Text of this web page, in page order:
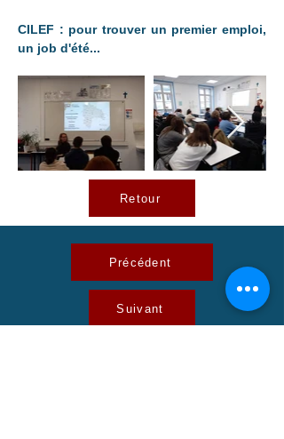
CILEF : pour trouver un premier emploi,
un job d'été...
Retour
Précédent
Suivant